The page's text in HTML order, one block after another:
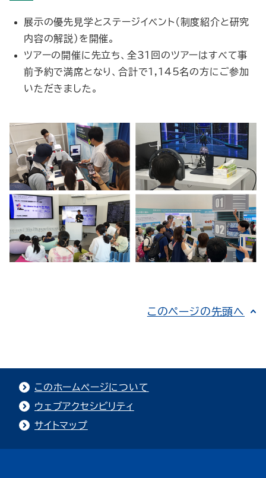
展示の優先見学とステージイベント（制度紹介と研究
内容の解説）を開催。
ツアーの開催に先立ち、全31回のツアーはすべて事
前予約で満席となり、合計で1,145名の方にご参加
いただきました。
このページの先頭へ
このホームページについて
ウェブアクセシビリティ
サイトマップ